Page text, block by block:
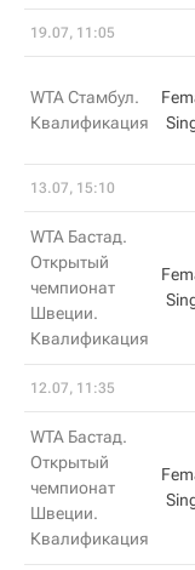
19.07, 11:05
WTA Стамбул.
Квалификация
13.07, 15:10
WTA Бастад.
Открытый
чемпионат
Швеции.
Квалификация
12.07, 11:35
WTA Бастад.
Открытый
чемпионат
Швеции.
Квалификация